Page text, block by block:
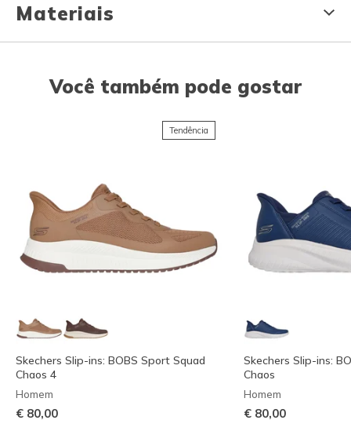
Materiais
Você também pode gostar
Tendência
Skechers Slip-ins: BOBS Sport Squad
Chaos 4
Homem
€ 80,00
Skechers Slip-ins:
Chaos
Homem
€ 80,00